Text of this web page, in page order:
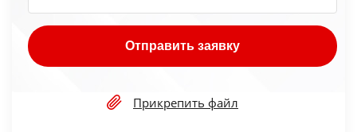
Отправить заявку
Прикрепить файл